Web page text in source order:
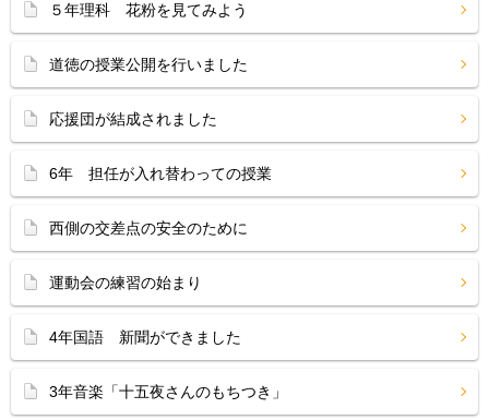
５年理科 花粉を見てみよう
道徳の授業公開を行いました
応援団が結成されました
6年 担任が入れ替わっての授業
西側の交差点の安全のために
運動会の練習の始まり
4年国語 新聞ができました
3年音楽「十五夜さんのもちつき」